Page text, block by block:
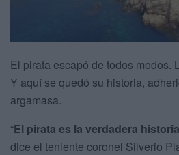
El pirata escapó de todos modos.
Y aquí se quedó su historia,
argamasa.
“El pirata es la verdadera
dice el teniente coronel Silverio